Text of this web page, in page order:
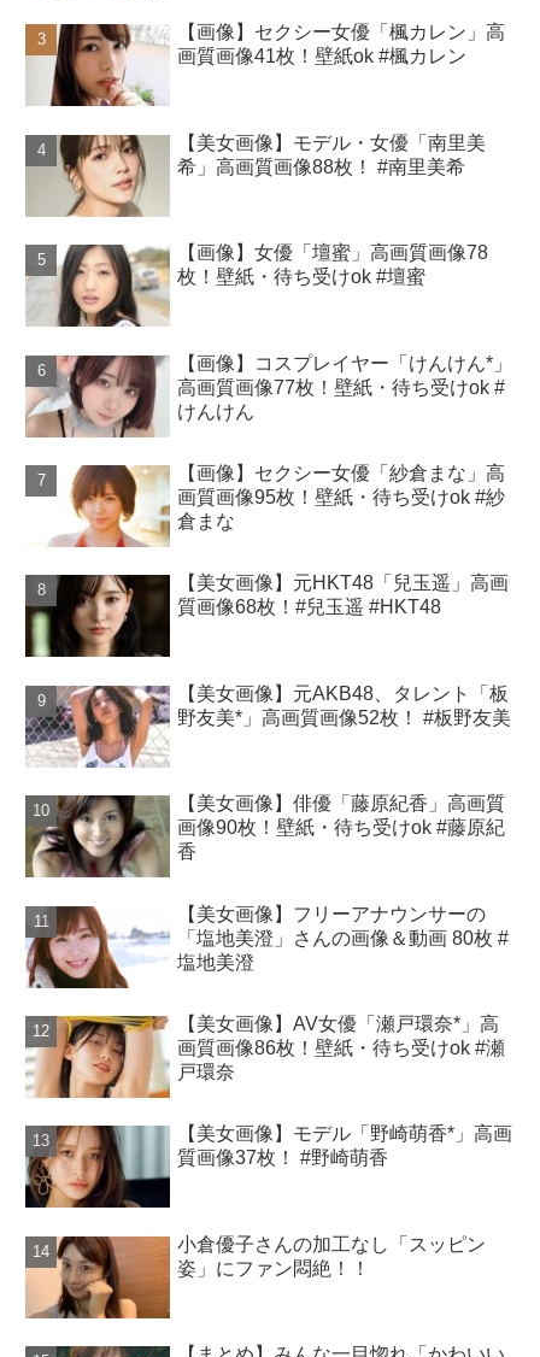
【画像】セクシー女優「楓カレン」高
画質画像41枚！壁紙ok #楓カレン
【美女画像】モデル・女優「南里美
希」高画質画像88枚！ #南里美希
【画像】女優「壇蜜」高画質画像78
枚！壁紙・待ち受けok #壇蜜
【画像】コスプレイヤー「けんけん*」
高画質画像77枚！壁紙・待ち受けok #
けんけん
【画像】セクシー女優「紗倉まな」高
画質画像95枚！壁紙・待ち受けok #紗
倉まな
【美女画像】元HKT48「兒玉遥」高画
質画像68枚！#兒玉遥 #HKT48
【美女画像】元AKB48、タレント「板
野友美*」高画質画像52枚！ #板野友美
【美女画像】俳優「藤原紀香」高画質
画像90枚！壁紙・待ち受けok #藤原紀
香
【美女画像】フリーアナウンサーの
「塩地美澄」さんの画像＆動画 80枚 #
塩地美澄
【美女画像】AV女優「瀬戸環奈*」高
画質画像86枚！壁紙・待ち受けok #瀬
戸環奈
【美女画像】モデル「野崎萌香*」高画
質画像37枚！ #野崎萌香
小倉優子さんの加工なし「スッピン
姿」にファン悶絶！！